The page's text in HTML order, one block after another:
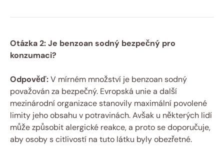
Otázka 2: Je benzoan sodný bezpečný pro
konzumaci?
Odpověď:V mírném množství je benzoan sodný
považován za bezpečný. Evropská unie a další
mezinárodní organizace stanovily maximální povolené
limity jeho obsahu v potravinách. Avšak u některých lidí
může způsobit alergické reakce, a proto se doporučuje,
aby osoby s citlivostí na tuto látku byly obezřetné.